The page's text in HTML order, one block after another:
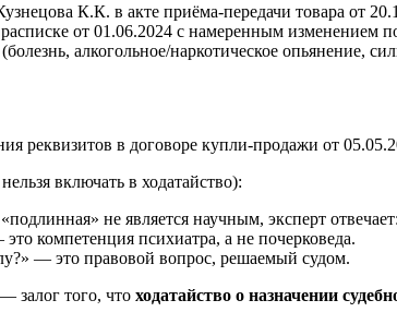
К.К. в акте приёма-передачи товара от
от 01.06.2024 с намеренным изменением
алкогольное/наркотическое опьянение,
реквизитов в договоре купли-продажи от
включать в ходатайство):
не является научным, эксперт
компетенция психиатра, а не почерковеда.
— это правовой вопрос, решаемый судом.
залог того, что ходатайство о назначении